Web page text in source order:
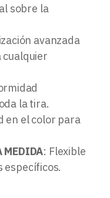
sobre la
avanzada
cualquier
la tira.
en el color para
MEDIDA: Flexible
específicos.